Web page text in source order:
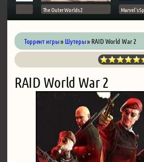
The Outer Worlds 2 Marvel's
Торрент игры» Шутеры» RAID World War 2
RAID World War 2